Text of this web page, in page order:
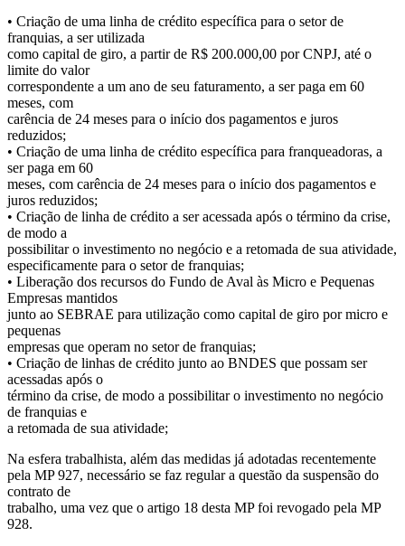
• Criação de uma linha de crédito específica para o setor de
franquias, a ser utilizada
como capital de giro, a partir de R$ 200.000,00 por CNPJ, até o
limite do valor
correspondente a um ano de seu faturamento, a ser paga em 60
meses, com
carência de 24 meses para o início dos pagamentos e juros
reduzidos;
• Criação de uma linha de crédito específica para franqueadoras, a
ser paga em 60
meses, com carência de 24 meses para o início dos pagamentos e
juros reduzidos;
• Criação de linha de crédito a ser acessada após o término da crise,
de modo a
possibilitar o investimento no negócio e a retomada de sua atividade,
especificamente para o setor de franquias;
• Liberação dos recursos do Fundo de Aval às Micro e Pequenas
Empresas mantidos
junto ao SEBRAE para utilização como capital de giro por micro e
pequenas
empresas que operam no setor de franquias;
• Criação de linhas de crédito junto ao BNDES que possam ser
acessadas após o
término da crise, de modo a possibilitar o investimento no negócio
de franquias e
a retomada de sua atividade;
Na esfera trabalhista, além das medidas já adotadas recentemente
pela MP 927, necessário se faz regular a questão da suspensão do
contrato de
trabalho, uma vez que o artigo 18 desta MP foi revogado pela MP
928.